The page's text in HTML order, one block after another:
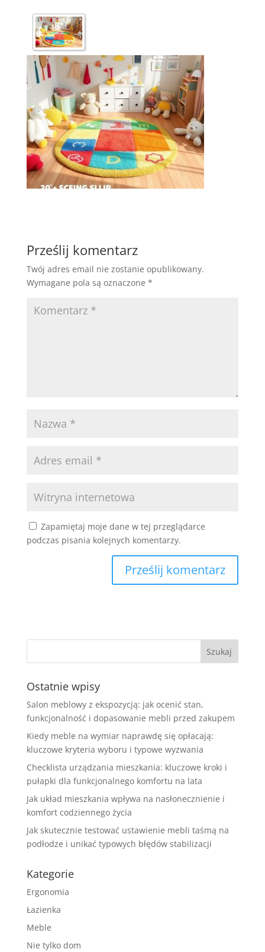
Prześlij komentarz
Twój adres email nie zostanie opublikowany.
Wymagane pola są oznaczone *
Zapamiętaj moje dane w tej przeglądarce
podczas pisania kolejnych komentarzy.
Ostatnie wpisy
Salon meblowy z ekspozycją: jak ocenić stan,
funkcjonalność i dopasowanie mebli przed zakupem
Kiedy meble na wymiar naprawdę się opłacają:
kluczowe kryteria wyboru i typowe wyzwania
Checklista urządzania mieszkania: kluczowe kroki i
pułapki dla funkcjonalnego komfortu na lata
Jak układ mieszkania wpływa na nasłonecznienie i
komfort codziennego życia
Jak skutecznie testować ustawienie mebli taśmą na
podłodze i unikać typowych błędów stabilizacji
Kategorie
Ergonomia
Łazienka
Meble
Nie tylko dom